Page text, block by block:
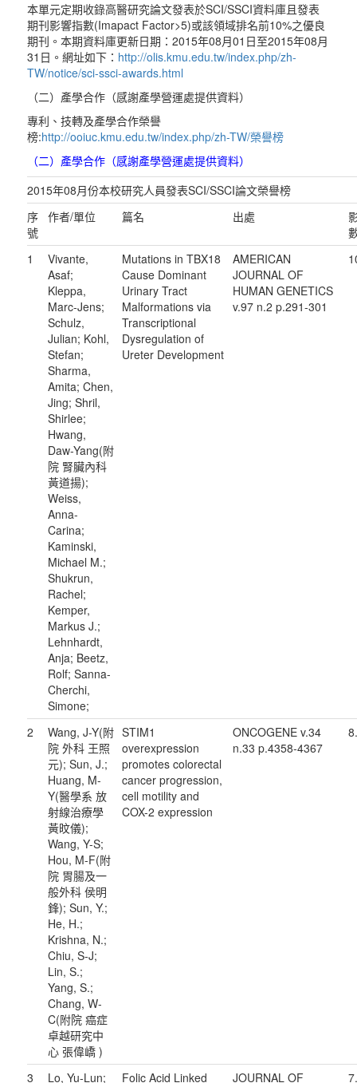
本單元定期收錄高醫研究論文發表於SCI/SSCI資料庫且發表
期刊影響指數(Imapact Factor>5)或該領域排名前10%之優良
期刊。本期資料庫更新日期：2015年08月01日至2015年08月
31日。網址如下： http://olis.kmu.edu.tw/index.php/zh-
TW/notice/sci-ssci-awards.html
（二）產學合作（感謝產學營運處提供資料）
專利、技轉及產學合作榮譽
榜:http://ooiuc.kmu.edu.tw/index.php/zh-TW/榮譽榜
（二）產學合作（感謝產學營運處提供資料）
2015年08月份本校研究人員發表SCI/SSCI論文榮譽榜
序
號
作者/單位 篇名 出處
1
Vivante,
Asaf;
Kleppa,
Marc-Jens;
Schulz,
Julian; Kohl,
Stefan;
Sharma,
Amita; Chen,
Jing; Shril,
Shirlee;
Hwang,
Daw-Yang(附
院 腎臟內科
黃道揚);
Weiss,
Anna-
Carina;
Kaminski,
Michael M.;
Shukrun,
Rachel;
Kemper,
Markus J.;
Lehnhardt,
Anja; Beetz,
Rolf; Sanna-
Cherchi,
Simone;
Mutations in TBX18
Cause Dominant
Urinary Tract
Malformations via
Transcriptional
Dysregulation of
Ureter Development
AMERICAN
JOURNAL OF
HUMAN GENETICS
v.97 n.2 p.291-301
2
Wang, J-Y(附
院 外科 王照
元); Sun, J.;
Huang, M-
Y(醫學系 放
射線治療學
黃旼儀);
Wang, Y-S;
Hou, M-F(附
院 胃腸及一
般外科 侯明
鋒); Sun, Y.;
He, H.;
Krishna, N.;
Chiu, S-J;
Lin, S.;
Yang, S.;
Chang, W-
C(附院 癌症
卓越研究中
心 張偉嶠 )
STIM1
overexpression
promotes colorectal
cancer progression,
cell motility and
COX-2 expression
ONCOGENE v.34
n.33 p.4358-4367
3 Lo, Yu-Lun; Folic Acid Linked JOURNAL OF